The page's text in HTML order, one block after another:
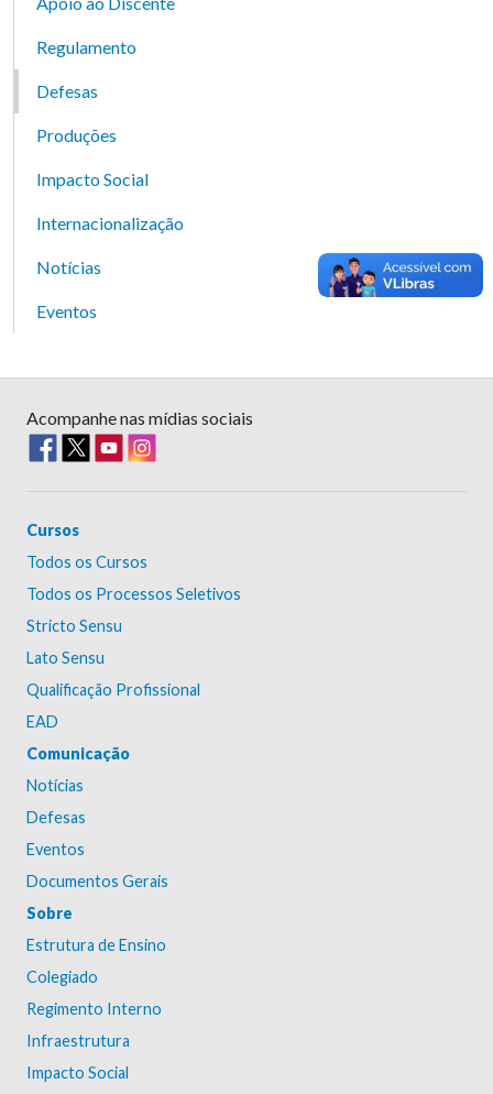
Regulamento
Defesas
Produções
Impacto Social
Internacionalização
Notícias
Eventos
Acompanhe nas mídias sociais
Cursos
Todos os Cursos
Todos os Processos Seletivos
Stricto Sensu
Lato Sensu
Qualificação Profissional
EAD
Comunicação
Notícias
Defesas
Eventos
Documentos Gerais
Sobre
Estrutura de Ensino
Colegiado
Regimento Interno
Infraestrutura
Impacto Social